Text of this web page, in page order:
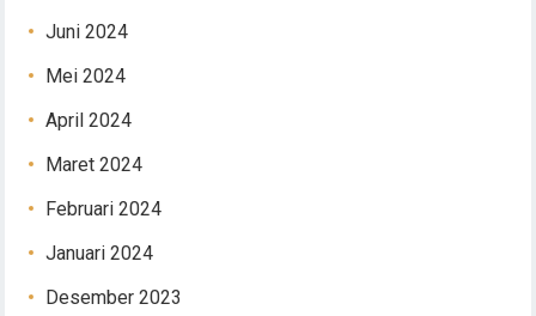
Juni 2024
Mei 2024
April 2024
Maret 2024
Februari 2024
Januari 2024
Desember 2023